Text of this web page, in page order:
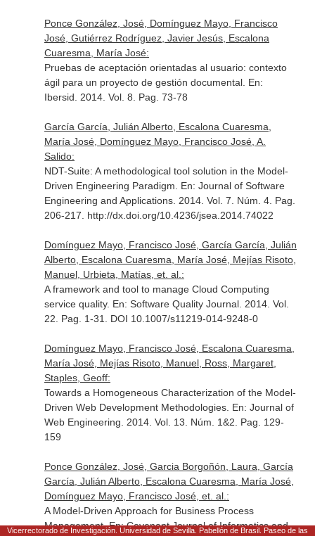
Ponce González, José, Domínguez Mayo, Francisco
José, Gutiérrez Rodríguez, Javier Jesús, Escalona
Cuaresma, María José:
Pruebas de aceptación orientadas al usuario: contexto
ágil para un proyecto de gestión documental. En:
Ibersid . 2014. Vol. 8. Pag. 73-78
García García, Julián Alberto, Escalona Cuaresma,
María José, Domínguez Mayo, Francisco José, A.
Salido:
NDT-Suite: A methodological tool solution in the Model-
Driven Engineering Paradigm. En: Journal of Software
Engineering and Applications. 2014. Vol. 7. Núm. 4. Pag.
206-217. http://dx.doi.org/10.4236/jsea.2014.74022
Domínguez Mayo, Francisco José, García García, Julián
Alberto, Escalona Cuaresma, María José, Mejías Risoto,
Manuel, Urbieta, Matías, et. al.:
A framework and tool to manage Cloud Computing
service quality. En: Software Quality Journal. 2014. Vol.
22. Pag. 1-31. DOI 10.1007/s11219-014-9248-0
Domínguez Mayo, Francisco José, Escalona Cuaresma,
María José, Mejías Risoto, Manuel, Ross, Margaret,
Staples, Geoff:
Towards a Homogeneous Characterization of the Model-
Driven Web Development Methodologies. En: Journal of
Web Engineering . 2014. Vol. 13. Núm. 1&2. Pag. 129-
159
Ponce González, José, Garcia Borgoñón, Laura, García
García, Julián Alberto, Escalona Cuaresma, María José,
Domínguez Mayo, Francisco José, et. al.:
A Model-Driven Approach for Business Process
Management.En: Covenant Journal of Informatics and
Vicerrectorado de Investigación. Universidad de Sevilla. Pabellón de Brasil. Paseo de las